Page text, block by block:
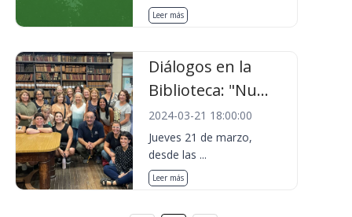
Leer más
Diálogos en la
Biblioteca: "Nu...
2024-03-21 18:00:00
Jueves 21 de marzo,
desde las ...
Leer más